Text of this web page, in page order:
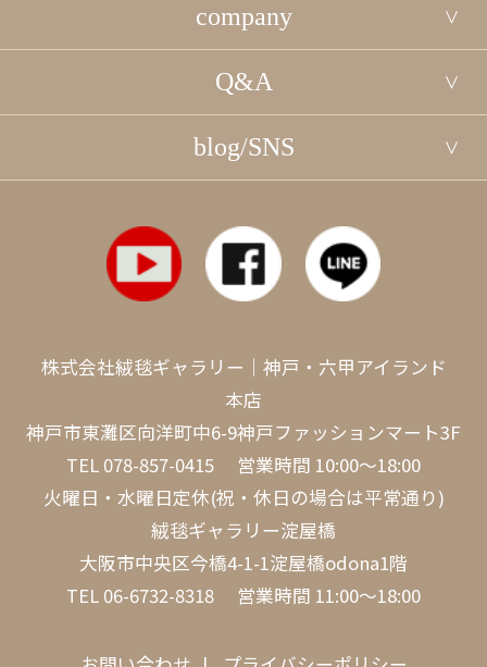
company
Q&A
blog/SNS
株式会社絨毯ギャラリー｜神戸・六甲アイランド
本店
神戸市東灘区向洋町中6-9神戸ファッションマート3F
TEL 078-857-0415 営業時間 10:00～18:00
火曜日・水曜日定休(祝・休日の場合は平常通り)
絨毯ギャラリー淀屋橋
大阪市中央区今橋4-1-1淀屋橋odona1階
TEL 06-6732-8318 営業時間 11:00～18:00